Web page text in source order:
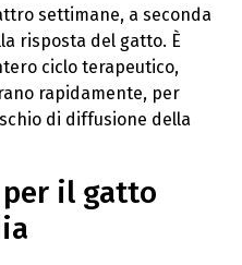
settimane, a seconda
risposta del gatto. È
ciclo terapeutico,
rapidamente, per
di diffusione della
il gatto